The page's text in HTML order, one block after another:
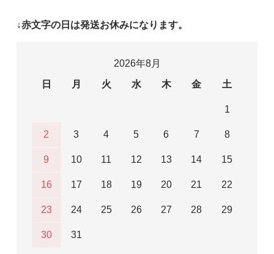
↓赤文字の日は発送お休みになります。
2026年8月
日
月 火 水 木 金 土
1
2 3 4 5 6 7 8
9 10 11 12 13 14 15
16 17 18 19 20 21 22
23 24 25 26 27 28 29
30 31